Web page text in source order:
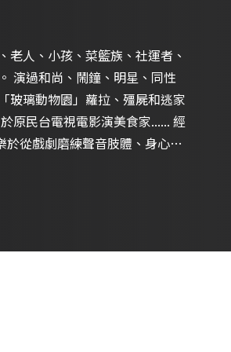
人、小孩、菜籃族、社運者、
玻璃動物園」蘿拉、殭屍和逃家
民台電視電影演美食家...... 經